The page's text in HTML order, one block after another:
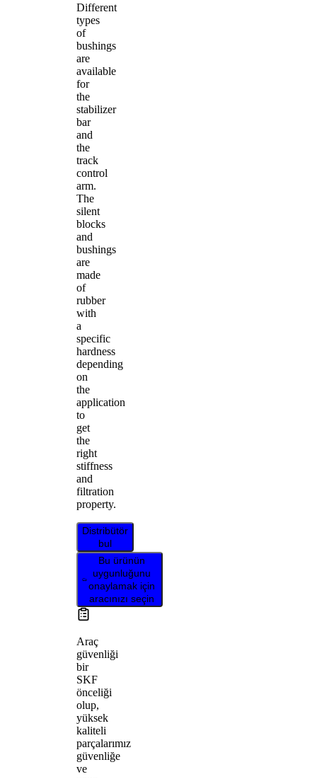
Different
types
of
bushings
are
available
for
the
stabilizer
bar
and
the
track
control
arm.
The
silent
blocks
and
bushings
are
made
of
rubber
with
a
specific
hardness
depending
on
the
application
to
get
the
right
stiffness
and
filtration
property.
Distribütör
bul
Bu ürünün
uygunluğunu
onaylamak için
aracınızı seçin
Araç
güvenliği
bir
SKF
önceliği
olup,
yüksek
kaliteli
parçalarımız
güvenliğe
ve